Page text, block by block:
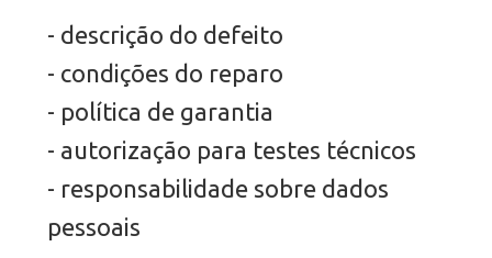
- descrição do defeito
- condições do reparo
- política de garantia
- autorização para testes técnicos
- responsabilidade sobre dados
pessoais